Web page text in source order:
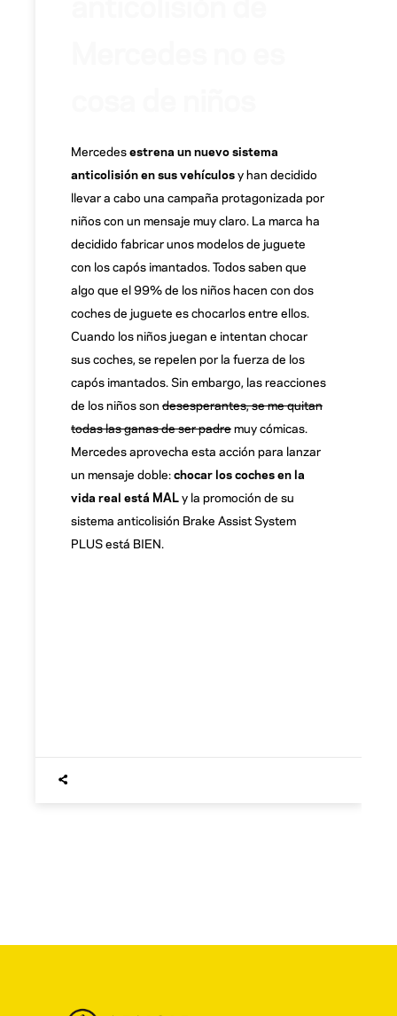
Mercedesestrena un nuevo sistema
anticolisión en sus vehículosy han decidido
llevar a cabo una campaña protagonizada por
niños con un mensaje muy claro. La marca ha
decidido fabricar unos modelos de juguete
con los capós imantados. Todos saben que
algo que el 99% de los niños hacen con dos
coches de juguete es chocarlos entre ellos.
Cuando los niños juegan e intentan chocar
sus coches, se repelen por la fuerza de los
capós imantados. Sin embargo, las reacciones
de los niños son desesperantes, se me quitan
todas las ganas de ser padremuy cómicas.
Mercedes aprovecha esta acción para lanzar
un mensaje doble:chocar los coches en la
vida real está MAL y la promoción de su
sistema anticolisión Brake Assist System
PLUS está BIEN.